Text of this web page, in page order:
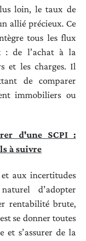
loin, le taux de
allié précieux. Ce
tous les flux
: de l’achat à la
et les charges. Il
de comparer
immobiliers ou
d'une SCPI :
à suivre
aux incertitudes
d’adopter
rentabilité brute,
se donner toutes
et s’assurer de la